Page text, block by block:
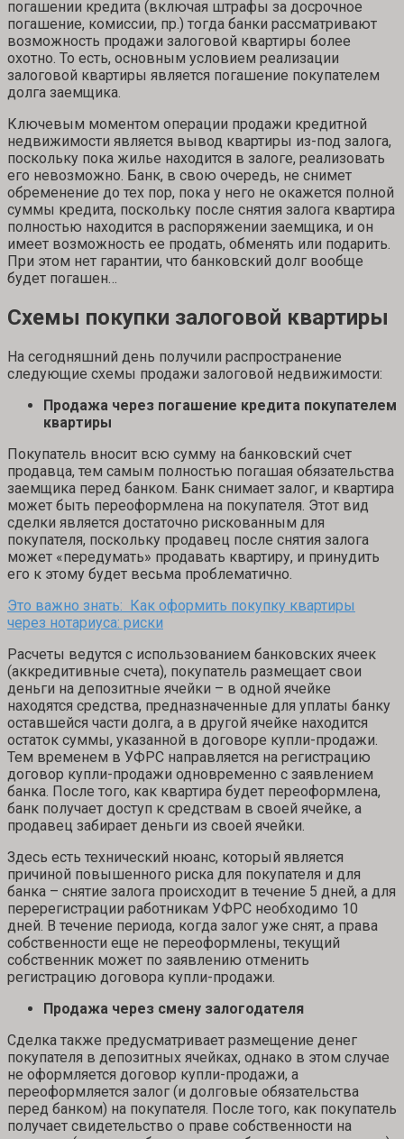
погашении кредита (включая штрафы за досрочное
погашение, комиссии, пр.) тогда банки рассматривают
возможность продажи залоговой квартиры более
охотно. То есть, основным условием реализации
залоговой квартиры является погашение покупателем
долга заемщика.
Ключевым моментом операции продажи кредитной
недвижимости является вывод квартиры из-под залога,
поскольку пока жилье находится в залоге, реализовать
его невозможно. Банк, в свою очередь, не снимет
обременение до тех пор, пока у него не окажется полной
суммы кредита, поскольку после снятия залога квартира
полностью находится в распоряжении заемщика, и он
имеет возможность ее продать, обменять или подарить.
При этом нет гарантии, что банковский долг вообще
будет погашен…
Схемы покупки залоговой квартиры
На сегодняшний день получили распространение
следующие схемы продажи залоговой недвижимости:
Продажа через погашение кредита покупателем
квартиры
Покупатель вносит всю сумму на банковский счет
продавца, тем самым полностью погашая обязательства
заемщика перед банком. Банк снимает залог, и квартира
может быть переоформлена на покупателя. Этот вид
сделки является достаточно рискованным для
покупателя, поскольку продавец после снятия залога
может «передумать» продавать квартиру, и принудить
его к этому будет весьма проблематично.
Это важно знать: Как оформить покупку квартиры
через нотариуса: риски
Расчеты ведутся с использованием банковских ячеек
(аккредитивные счета), покупатель размещает свои
деньги на депозитные ячейки – в одной ячейке
находятся средства, предназначенные для уплаты банку
оставшейся части долга, а в другой ячейке находится
остаток суммы, указанной в договоре купли-продажи.
Тем временем в УФРС направляется на регистрацию
договор купли-продажи одновременно с заявлением
банка. После того, как квартира будет переоформлена,
банк получает доступ к средствам в своей ячейке, а
продавец забирает деньги из своей ячейки.
Здесь есть технический нюанс, который является
причиной повышенного риска для покупателя и для
банка – снятие залога происходит в течение 5 дней, а для
перерегистрации работникам УФРС необходимо 10
дней. В течение периода, когда залог уже снят, а права
собственности еще не переоформлены, текущий
собственник может по заявлению отменить
регистрацию договора купли-продажи.
Продажа через смену залогодателя
Сделка также предусматривает размещение денег
покупателя в депозитных ячейках, однако в этом случае
не оформляется договор купли-продажи, а
переоформляется залог (и долговые обязательства
перед банком) на покупателя. После того, как покупатель
получает свидетельство о праве собственности на